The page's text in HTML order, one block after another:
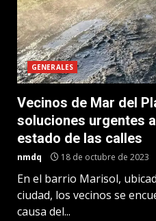
GENERALES
Vecinos de Mar del
soluciones urgentes
estado de las calles
nmdq 18 de octubre de 2023
En el barrio Marisol,
ciudad, los vecinos se
causa del...